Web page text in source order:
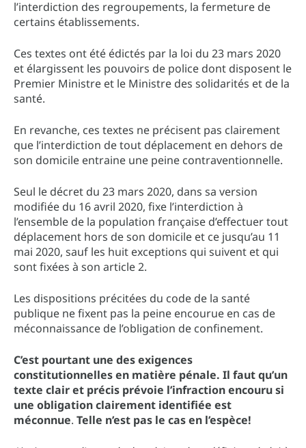
l’interdiction des regroupements, la fermeture de
certains établissements.
Ces textes ont été édictés par la loi du 23 mars 2020
et élargissent les pouvoirs de police dont disposent le
Premier Ministre et le Ministre des solidarités et de la
santé.
En revanche, ces textes ne précisent pas clairement
que l’interdiction de tout déplacement en dehors de
son domicile entraine une peine contraventionnelle.
Seul le décret du 23 mars 2020, dans sa version
modifiée du 16 avril 2020, fixe l’interdiction à
l’ensemble de la population française d’effectuer tout
déplacement hors de son domicile et ce jusqu’au 11
mai 2020, sauf les huit exceptions qui suivent et qui
sont fixées à son article 2.
Les dispositions précitées du code de la santé
publique ne fixent pas la peine encourue en cas de
méconnaissance de l’obligation de confinement.
C’est pourtant une des exigences
constitutionnelles en matière pénale. Il faut qu’un
texte clair et précis prévoie l’infraction encouru si
une obligation clairement identifiée est
méconnue. Telle n’est pas le cas en l’espèce!